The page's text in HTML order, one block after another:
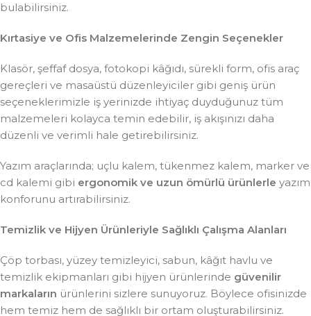
bulabilirsiniz.
Kırtasiye ve Ofis Malzemelerinde Zengin Seçenekler
Klasör, şeffaf dosya, fotokopi kâğıdı, sürekli form, ofis araç
gereçleri ve masaüstü düzenleyiciler gibi geniş ürün
seçeneklerimizle iş yerinizde ihtiyaç duyduğunuz tüm
malzemeleri kolayca temin edebilir, iş akışınızı daha
düzenli ve verimli hale getirebilirsiniz.
Yazım araçlarında; uçlu kalem, tükenmez kalem, marker ve
cd kalemi gibi ergonomik ve uzun ömürlü ürünlerle yazım
konforunu artırabilirsiniz.
Temizlik ve Hijyen Ürünleriyle Sağlıklı Çalışma Alanları
Çöp torbası, yüzey temizleyici, sabun, kâğıt havlu ve
temizlik ekipmanları gibi hijyen ürünlerinde güvenilir
markaların ürünlerini sizlere sunuyoruz. Böylece ofisinizde
hem temiz hem de sağlıklı bir ortam oluşturabilirsiniz.